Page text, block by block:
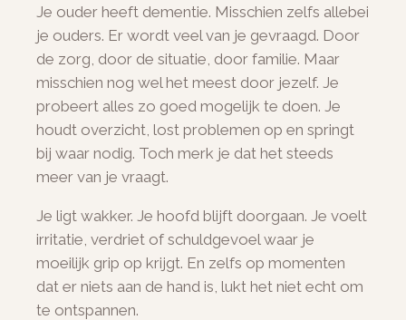
Je ouder heeft dementie. Misschien zelfs allebei
je ouders. Er wordt veel van je gevraagd. Door
de zorg, door de situatie, door familie. Maar
misschien nog wel het meest door jezelf. Je
probeert alles zo goed mogelijk te doen. Je
houdt overzicht, lost problemen op en springt
bij waar nodig. Toch merk je dat het steeds
meer van je vraagt.
Je ligt wakker. Je hoofd blijft doorgaan. Je voelt
irritatie, verdriet of schuldgevoel waar je
moeilijk grip op krijgt. En zelfs op momenten
dat er niets aan de hand is, lukt het niet echt om
te ontspannen.